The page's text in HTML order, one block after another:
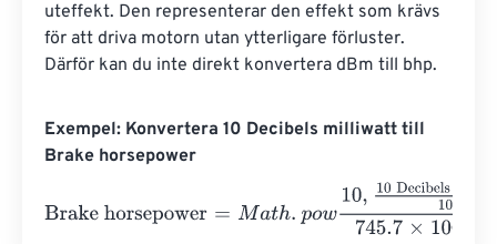
uteffekt. Den representerar den effekt som krävs
för att driva motorn utan ytterligare förluster.
Därför kan du inte direkt konvertera dBm till bhp.
Exempel: Konvertera 10 Decibels milliwatt till
Brake horsepower
10 Decibels milliwatt